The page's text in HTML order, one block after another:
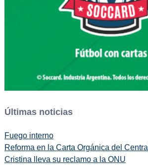
Últimas noticias
Fuego interno
Reforma en la Carta Orgánica del Central
Cristina lleva su reclamo a la ONU